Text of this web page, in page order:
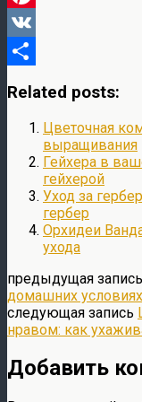
Pinterest
VK
Related posts:
Цветочная
выращивания
Гейхера в
гейхерой
Уход за
гербер
Орхидеи
ухода
предыдущая запись
домашних
следующая запись
нравом: как
Добавить